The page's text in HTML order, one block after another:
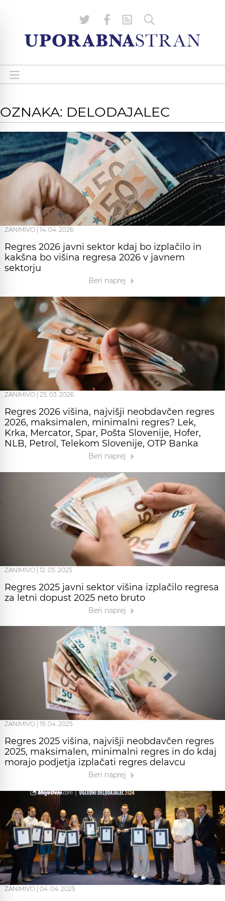
OZNAKA: DELODAJALEC
ZANIMIVO 14. 04. 2026
Regres 2026 javni sektor kdaj bo izplačilo in
kakšna bo višina regresa 2026 v javnem
sektorju
Beri naprej
ZANIMIVO 25. 03. 2026
Regres 2026 višina, najvišji neobdavčen regres
2026, maksimalen, minimalni regres? Lek,
Krka, Mercator, Spar, Pošta Slovenije, Hofer,
NLB, Petrol, Telekom Slovenije, OTP Banka
Beri naprej
ZANIMIVO | 12. 05. 2025
Regres 2025 javni sektor višina izplačilo regresa
za letni dopust 2025 neto bruto
Beri naprej
ZANIMIVO 19. 04. 2025
Regres 2025 višina, najvišji neobdavčen regres
2025, maksimalen, minimalni regres in do kdaj
morajo podjetja izplačati regres delavcu
Beri naprej
ZANIMIVO 04. 04. 2025